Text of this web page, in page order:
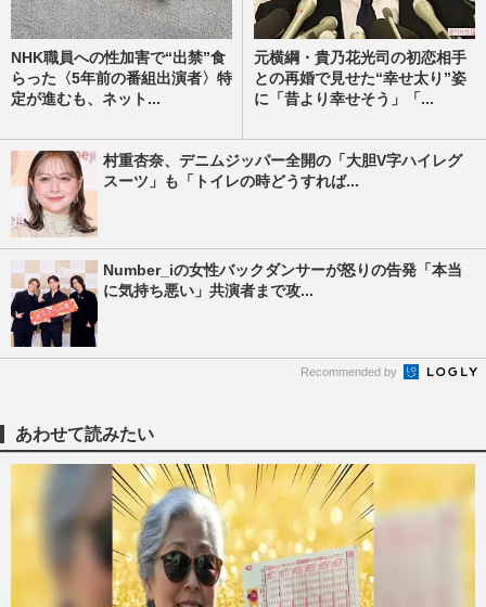
NHK職員への性加害で“出禁”食
らった〈5年前の番組出演者〉特
定が進むも、ネット...
元横綱・貴乃花光司の初恋相手
との再婚で見せた“幸せ太り”姿
に「昔より幸せそう」「...
村重杏奈、デニムジッパー全開の「大胆V字ハイレグ
スーツ」も「トイレの時どうすれば...
Number_iの女性バックダンサーが怒りの告発「本当
に気持ち悪い」共演者まで攻...
Recommended by
あわせて読みたい